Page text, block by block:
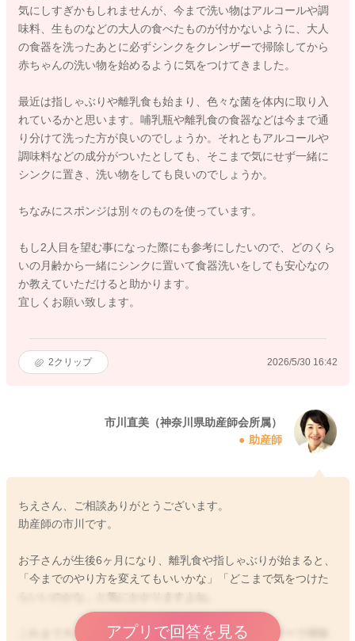
気にしすぎかもしれませんが、今まで洗い物はアルコールや調
味料、生ものなどの大人の食べたものが付かないように、大人
の食器を洗ったあとに必ずシンクをクレンザーで掃除してから
赤ちゃんの洗い物を始めるように気をつけてきました。
最近は指しゃぶりや離乳食も始まり、色々な菌を体内に取り入
れているかと思います。哺乳瓶や離乳食の食器などは今まで通
り分けて洗った方が良いのでしょうか。それともアルコールや
調味料などの成分がついたとしても、そこまで気にせず一緒に
シンクに置き、洗い物をしても良いのでしょうか。
ちなみにスポンジは別々のものを使っています。
もし2人目を望む事になった際にも参考にしたいので、どのくら
いの月齢から一緒にシンクに置いて食器洗いをしても安心なの
か教えていただけると助かります。
宜しくお願い致します。
2クリップ 2026/5/30 16:42
市川直美（神奈川県助産師会所属）
助産師
ちえさん、ご相談ありがとうございます。
助産師の市川です。
お子さんが生後6ヶ月になり、離乳食や指しゃぶりが始まると、
「今までのやり方を変えてもいいかな」「どこまで気をつけた
これまで大人の食器を洗ったあとにシンクをクレンザーで掃除
アプリで回答を見る